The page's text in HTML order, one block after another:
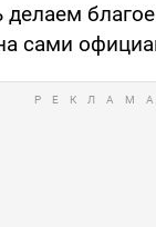
сами